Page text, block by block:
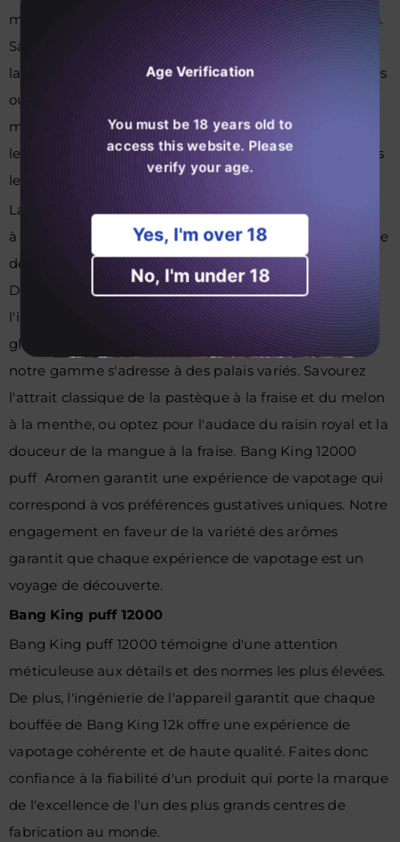
méticuleusement sélectionnées pour ravir votre palais.
Savourez l'essence authentique du tabac traditionnel,
laissez-vous tenter par la douceur des mélanges fruités
ou savourez la fraîcheur des options infusées au
menthol. En outre, quelles que soient vos préférences,
le profil Bang King 12000 puff Aromen convient à tous
les palais exigeants.
Laissez-vous tenter par le bonheur tropical de la glace
à l'ananas et à la noix de coco ou par la douce nostalgie
de la glace à la pastèque et au chewing-gum.
Découvrez l'éclat rafraîchissant de Triple Berry Ice et
l'incroyable attrait de Blue Razz Ice. De la succulente
glace à la pêche aux notes exotiques de Passion Kiss,
notre gamme s'adresse à des palais variés. Savourez
l'attrait classique de la pastèque à la fraise et du melon
à la menthe, ou optez pour l'audace du raisin royal et la
douceur de la mangue à la fraise. Bang King 12000
puff Aromen garantit une expérience de vapotage qui
correspond à vos préférences gustatives uniques. Notre
engagement en faveur de la variété des arômes
garantit que chaque expérience de vapotage est un
voyage de découverte.
Bang King puff 12000
Bang King puff 12000 témoigne d'une attention
méticuleuse aux détails et des normes les plus élevées.
De plus, l'ingénierie de l'appareil garantit que chaque
bouffée de Bang King 12k offre une expérience de
vapotage cohérente et de haute qualité. Faites donc
confiance à la fiabilité d'un produit qui porte la marque
de l'excellence de l'un des plus grands centres de
fabrication au monde.
Age Verification
You must be 18 years old to
access this website. Please
verify your age.
Yes, I'm over 18
No, I'm under 18